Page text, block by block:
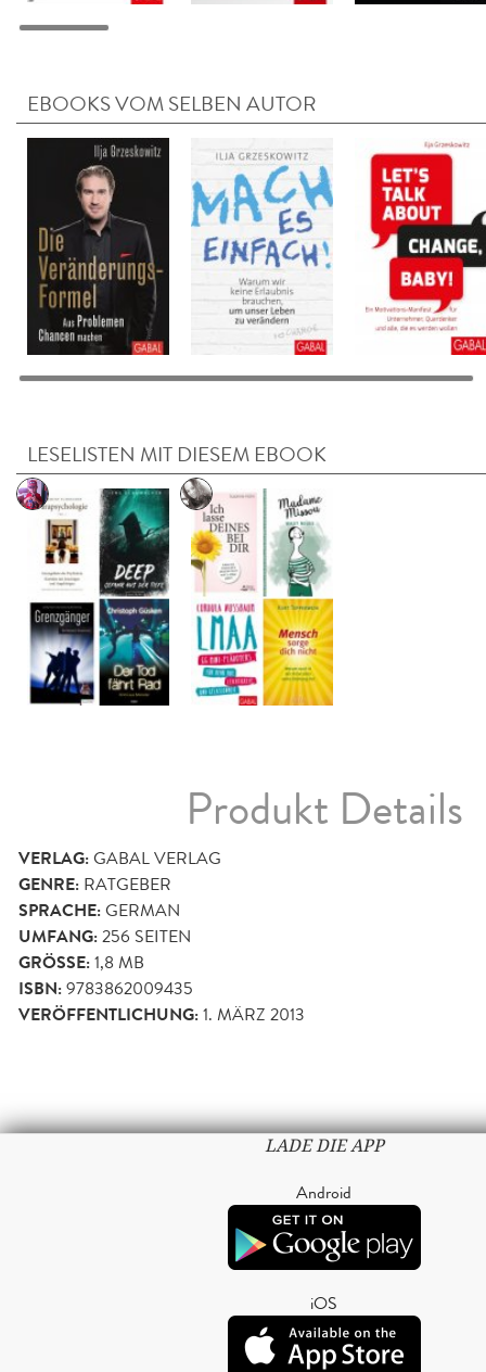
EBOOKS VOM SELBEN AUTOR
LESELISTEN MIT DIESEM EBOOK
Produkt Details
VERLAG:GABAL VERLAG
GENRE: RATGEBER
SPRACHE:GERMAN
UMFANG:256 SEITEN
GRÖSSE: 1,8 MB
ISBN:9783862009435
VERÖFFENTLICHUNG:1. MÄRZ 2013
LADE DIE APP
Android
iOS